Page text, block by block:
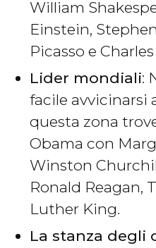
William
Einstein,
Picasso e
Lider mondiali:
facile avvicinarsi
questa zona
Obama con
Winston
Ronald Reagan,
Luther King.
La stanza degli